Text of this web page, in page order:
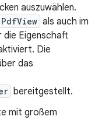
auszuwählen.
PdfView als auch im
die Eigenschaft
Die
das
bereitgestellt.
mit großem